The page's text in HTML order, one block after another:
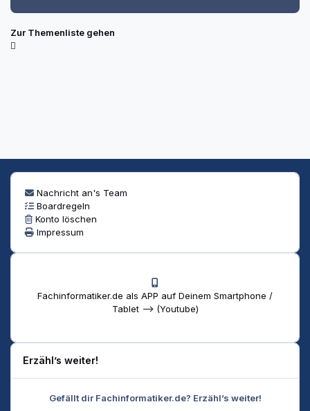
Zur Themenliste gehen
Nachricht an's Team
Boardregeln
Konto löschen
Impressum
Fachinformatiker.de als APP auf Deinem Smartphone /
Tablet --> (Youtube)
Erzähl’s weiter!
Gefällt dir Fachinformatiker.de? Erzähl’s weiter!